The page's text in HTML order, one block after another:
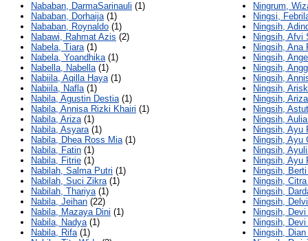
Nababan, DarmaSarinauli (1)
Nababan, Dorhaija(1)
Nababan, Roynaldo (1)
Nabawi, Rahmat Azis (2)
Nabela, Tiara(1)
Nabela, Yoandhika(1)
Nabella, Nabella(1)
Nabiila, Aqilla Haya(1)
Nabiila, Nafla(1)
Nabila, Agustin Destia(1)
Nabila, Annisa Rizki Khairi (1)
Nabila, Ariza(1)
Nabila, Asyara(1)
Nabila, Dhea Ross Mia(1)
Nabila, Fatin (1)
Nabila, Fitrie (1)
Nabilah, Salma Putri (1)
Nabilah, Suci Zikra(1)
Nabilah, Thariya(1)
Nabila, Jeihan (22)
Nabila, Mazaya Dini (1)
Nabila, Nadya(1)
Nabila, Rifa(1)
Ningrum,
Ningsi,
Ningsih,
Ningsih, Afvi
Ningsih, Ana
Ningsih,
Ningsih,
Ningsih,
Ningsih,
Ningsih,
Ningsih,
Ningsih,
Ningsih, Ayu
Ningsih, Ayu
Ningsih,
Ningsih, Ayu
Ningsih,
Ningsih,
Ningsih,
Ningsih,
Ningsih,
Ningsih,
Ningsih,